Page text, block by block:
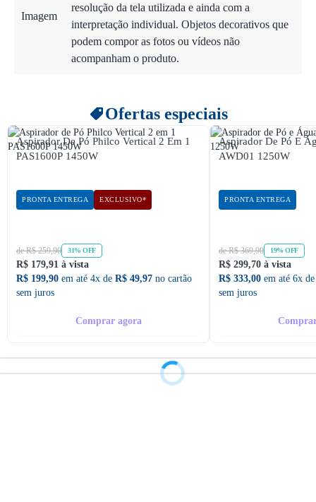
Imagem
resolução da tela utilizada e ainda com a
interpretação individual. Objetos decorativos que
podem compor as fotos ou vídeos não
acompanham o produto.
Ofertas especiais
Aspirador De Pó Philco Vertical 2 Em 1
PAS1600P 1450W
PRONTA ENTREGA EXCLUSIVO*
de R$ 259,90 31% OFF
R$ 179,91 à vista
R$ 199,90 em até 4x de R$ 49,97 no cartão
sem juros
Comprar agora
Aspirador De Pó E
AWD01 1250W
PRONTA ENTREGA
de R$ 369,90 19% OFF
R$ 299,70 à vista
R$ 333,00 em até 6x
sem juros